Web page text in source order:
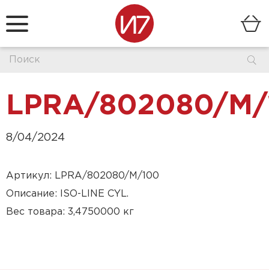
LPRA/802080/
8/04/2024
Артикул: LPRA/802080/M/100
Описание: ISO-LINE CYL.
Вес товара: 3,4750000 кг